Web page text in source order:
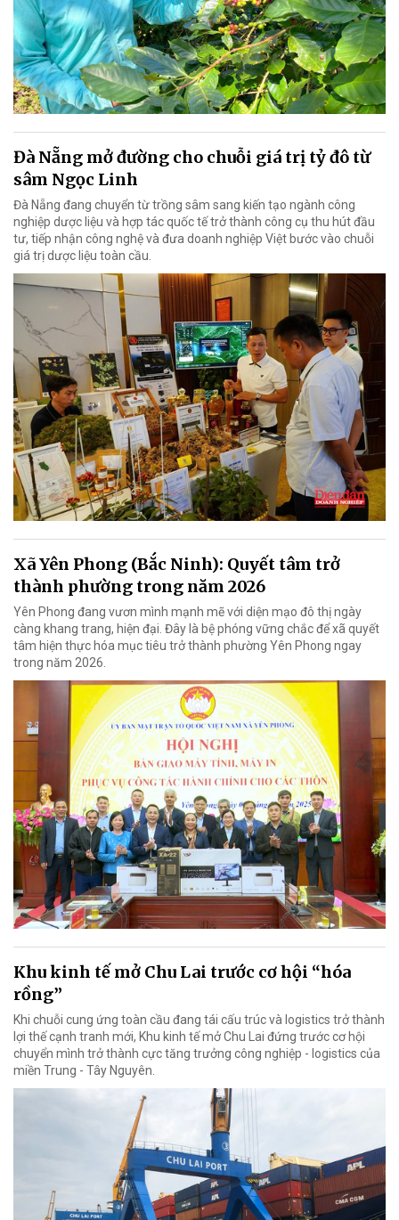
Đà Nẵng mở đường cho chuỗi giá trị tỷ đô từ
sâm Ngọc Linh
Đà Nẵng đang chuyển từ trồng sâm sang kiến tạo ngành công
nghiệp dược liệu và hợp tác quốc tế trở thành công cụ thu hút đầu
tư, tiếp nhận công nghệ và đưa doanh nghiệp Việt bước vào chuỗi
giá trị dược liệu toàn cầu.
Xã Yên Phong (Bắc Ninh): Quyết tâm trở
thành phường trong năm 2026
Yên Phong đang vươn mình mạnh mẽ với diện mạo đô thị ngày
càng khang trang, hiện đại. Đây là bệ phóng vững chắc để xã quyết
tâm hiện thực hóa mục tiêu trở thành phường Yên Phong ngay
trong năm 2026.
Khu kinh tế mở Chu Lai trước cơ hội “hóa
rồng”
Khi chuỗi cung ứng toàn cầu đang tái cấu trúc và logistics trở thành
lợi thế cạnh tranh mới, Khu kinh tế mở Chu Lai đứng trước cơ hội
chuyển mình trở thành cực tăng trưởng công nghiệp - logistics của
miền Trung - Tây Nguyên.